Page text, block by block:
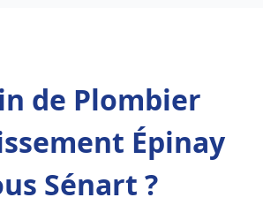
de Plombier
Épinay
Sénart ?